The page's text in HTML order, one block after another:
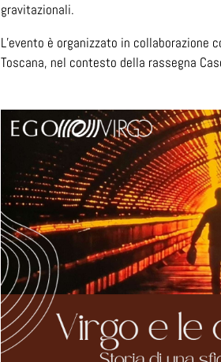
gravitazionali.
L’evento è organizzato in collaborazione
Toscana, nel contesto della rassegna